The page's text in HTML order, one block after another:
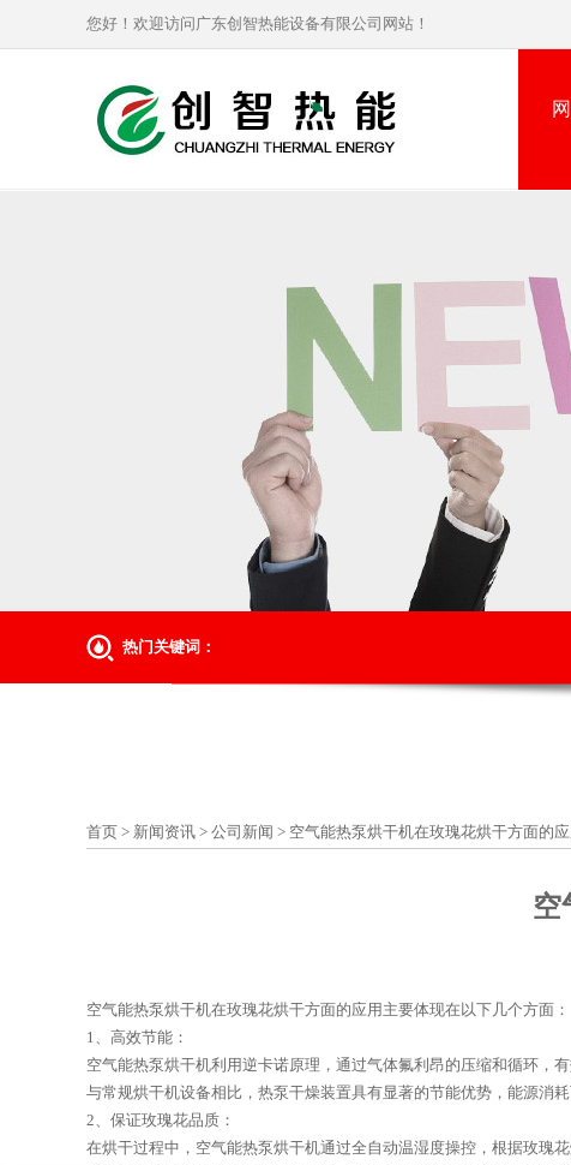
您好！欢迎访问广东创智热能设备有限公司网站！
热门关键词：
首页 > 新闻资讯 > 公司新闻 > 空气能热泵烘干机在玫瑰花烘干方面的应
空
空气能热泵烘干机在玫瑰花烘干方面的应用主要体现在以下几个方面：
1、高效节能：
空气能热泵烘干机利用逆卡诺原理，通过气体氟利昂的压缩和循环，
与常规烘干机设备相比，热泵干燥装置具有显著的节能优势，能源消
2、保证玫瑰花品质：
在烘干过程中，空气能热泵烘干机通过全自动温湿度操控，根据玫瑰